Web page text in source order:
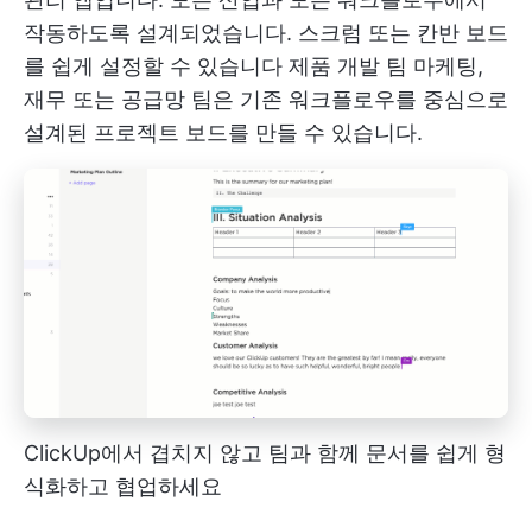
작동하도록 설계되었습니다. 스크럼 또는 칸반 보드
를 쉽게 설정할 수 있습니다 제품 개발 팀 마케팅,
재무 또는 공급망 팀은 기존 워크플로우를 중심으로
설계된 프로젝트 보드를 만들 수 있습니다.
ClickUp에서 겹치지 않고 팀과 함께 문서를 쉽게 형
식화하고 협업하세요